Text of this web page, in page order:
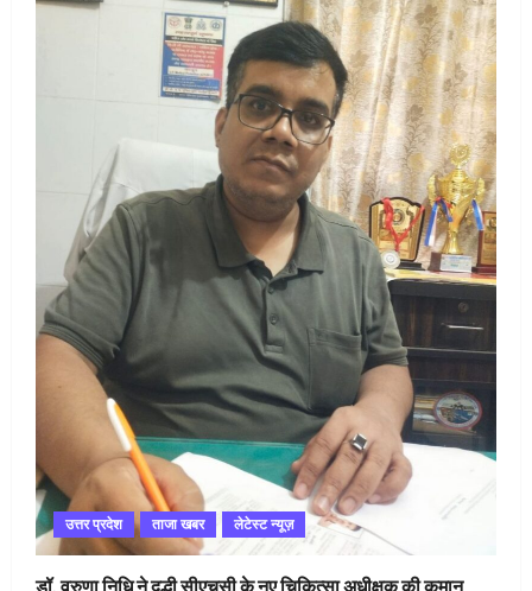
उत्तर प्रदेश ताजा खबर लेटेस्ट न्यूज़
डॉ. वरुणा निधि ने दुद्धी सीएचसी के नए चिकित्सा अधीक्षक की कमान